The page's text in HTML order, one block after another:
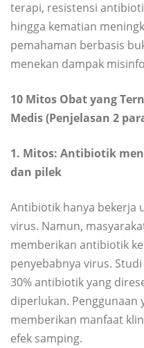
terapi, resistensi
hingga kematian
pemahaman berbasis
menekan dampak
10 Mitos Obat yang
Medis (Penjelasan 2
1. Mitos: Antibiotik
dan pilek
Antibiotik hanya bekerja
virus. Namun,
memberikan antibiotik
penyebabnya virus.
30% antibiotik yang
diperlukan.
memberikan manfaat
efek samping.